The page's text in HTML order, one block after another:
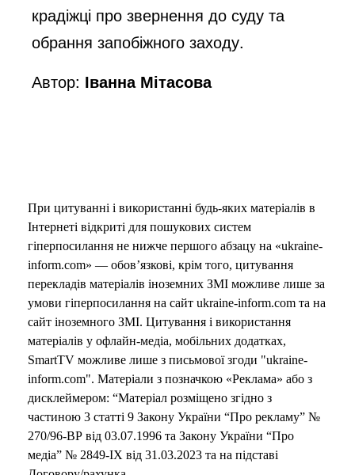
крадіжці про звернення до суду та
обрання запобіжного заходу.
Автор: Іванна Мітасова
При цитуванні і використанні будь-яких матеріалів в
Інтернеті відкриті для пошукових систем
гіперпосилання не нижче першого абзацу на «ukraine-
inform.com» — обов’язкові, крім того, цитування
перекладів матеріалів іноземних ЗМІ можливе лише за
умови гіперпосилання на сайт ukraine-inform.com та на
сайт іноземного ЗМІ. Цитування і використання
матеріалів у офлайн-медіа, мобільних додатках,
SmartTV можливе лише з письмової згоди "ukraine-
inform.com". Матеріали з позначкою «Реклама» або з
дисклеймером: “Матеріал розміщено згідно з
частиною 3 статті 9 Закону України “Про рекламу” №
270/96-ВР від 03.07.1996 та Закону України “Про
медіа” № 2849-IX від 31.03.2023 та на підставі